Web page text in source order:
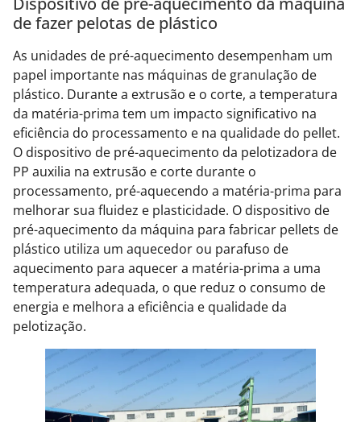
de fazer pelotas de plástico
As unidades de pré-aquecimento desempenham um
papel importante nas máquinas de granulação de
plástico. Durante a extrusão e o corte, a temperatura
da matéria-prima tem um impacto significativo na
eficiência do processamento e na qualidade do pellet.
O dispositivo de pré-aquecimento da pelotizadora de
PP auxilia na extrusão e corte durante o
processamento, pré-aquecendo a matéria-prima para
melhorar sua fluidez e plasticidade. O dispositivo de
pré-aquecimento da máquina para fabricar pellets de
plástico utiliza um aquecedor ou parafuso de
aquecimento para aquecer a matéria-prima a uma
temperatura adequada, o que reduz o consumo de
energia e melhora a eficiência e qualidade da
pelotização.